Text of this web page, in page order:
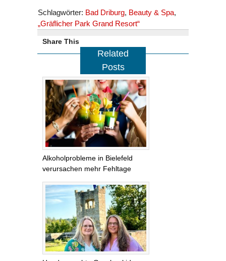
Schlagwörter: Bad Driburg, Beauty & Spa,
„Gräflicher Park Grand Resort“
Share This
Related
Posts
Alkoholprobleme in Bielefeld
verursachen mehr Fehltage